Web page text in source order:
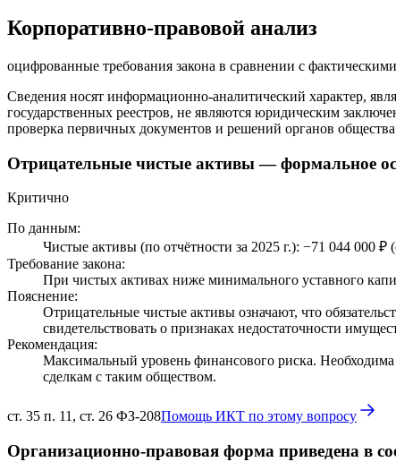
Корпоративно-правовой анализ
оцифрованные требования закона в сравнении с
Сведения носят информационно-аналитический характер,
государственных реестров, не являются юридическим
проверка первичных документов и решений органов
Отрицательные чистые активы — формальное
Критично
По данным:
Чистые активы (по отчётности за 2025 г.): −71 044 000
Требование закона:
При чистых активах ниже минимального уставного
Пояснение:
Отрицательные чистые активы означают, что
свидетельствовать о признаках недостаточности
Рекомендация:
Максимальный уровень финансового риска.
сделкам с таким обществом.
ст. 35 п. 11, ст. 26 ФЗ-208Помощь ИКТ по этому вопросу
Организационно-правовая форма приведена в